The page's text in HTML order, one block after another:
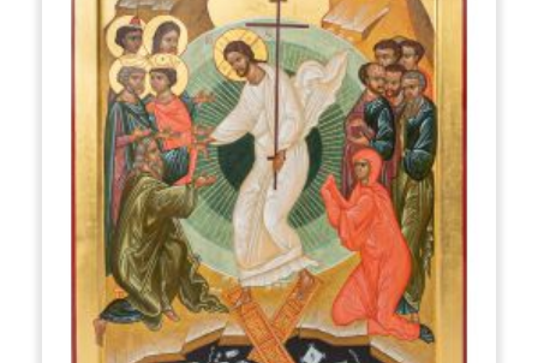
Die verwendeten Materialien stammen aus der Tier-,
Pflanzen- und Mineralwelt. Die Pigmente sind Erde und Ocker
oder Mineralien wie Malachit, Lapislazuli, Zinnober, Dioptase,
Azurit usw. Die Emulsion, mit der die Farben schmelzen, besteht
aus Eigelb, Weißwein und Lavendelessenz.
Das Licht betont die wichtigen Punkte, die nach einer
theologischen Bedeutung hervorstechen müssen, und bezeichnet
die Transzendenz der dargestellten Person, die das Licht selbst
überträgt und es nicht wie in den Darstellungen der westlichen
Kunst von außen empfängt.